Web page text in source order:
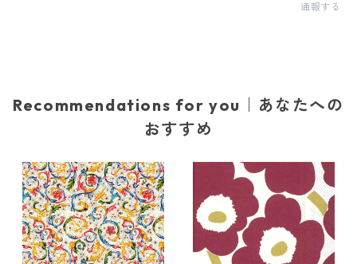
通報する
Recommendations for you｜あなたへの
おすすめ